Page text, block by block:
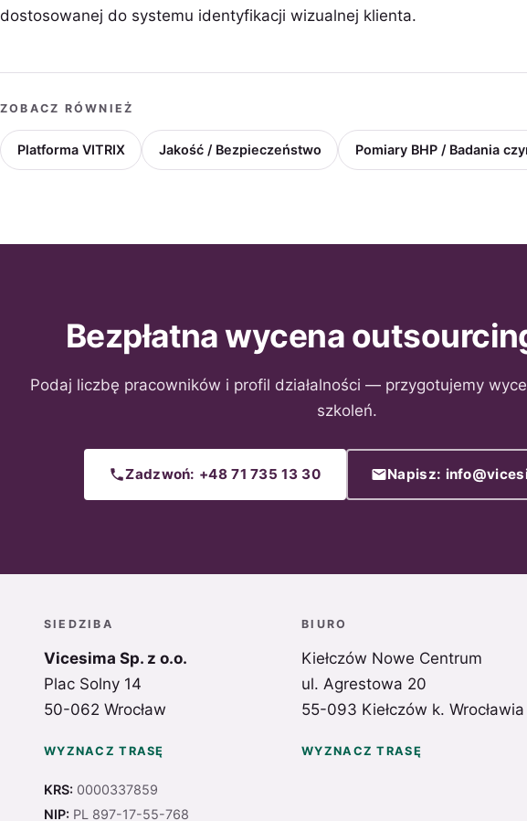
dostosowanej do systemu identyfikacji wizualnej klienta.
ZOBACZ RÓWNIEŻ
Platforma VITRIX Jakość / Bezpieczeństwo Pomiary BHP / Badania
Bezpłatna wycena
Podaj liczbę pracowników i profil działalności — przygotujemy
szkoleń.
Zadzwoń: +48 71 735 13 30 Napisz:
SIEDZIBA
Vicesima Sp. z o.o.
Plac Solny 14
50-062 Wrocław
WYZNACZ TRASĘ
KRS: 0000337859
NIP: PL 897-17-55-768
BIURO
Kiełczów Nowe Centrum
ul. Agrestowa 20
55-093 Kiełczów k. Wrocławia
WYZNACZ TRASĘ